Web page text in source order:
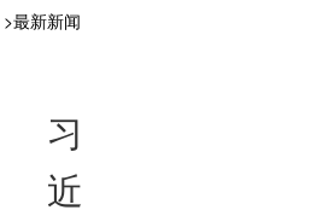
最新新闻
习
近